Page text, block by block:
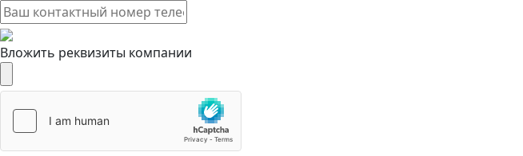
Вложить реквизиты компании